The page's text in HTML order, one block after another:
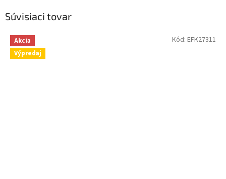
Súvisiaci tovar
Akcia
Výpredaj
Kód: EFK27311